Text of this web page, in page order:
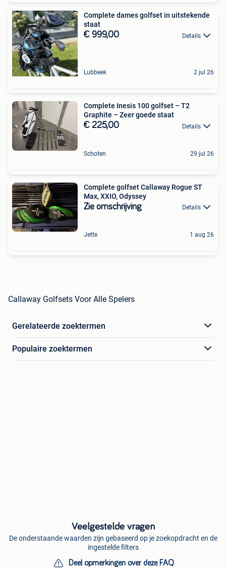
Complete dames golfset in uitstekende
staat
€ 999,00 Details
Lubbeek 2 jul 26
Complete Inesis 100 golfset – T2
Graphite – Zeer goede staat
€ 225,00 Details
Schoten 29 jul 26
Complete golfset Callaway Rogue ST
Max, XXIO, Odyssey
Zie omschrijving Details
Jette 1 aug 26
Callaway Golfsets Voor Alle Spelers
Gerelateerde zoektermen
Populaire zoektermen
Veelgestelde vragen
De onderstaande waarden zijn gebaseerd op je zoekopdracht en de
ingestelde filters
Deel opmerkingen over deze FAQ